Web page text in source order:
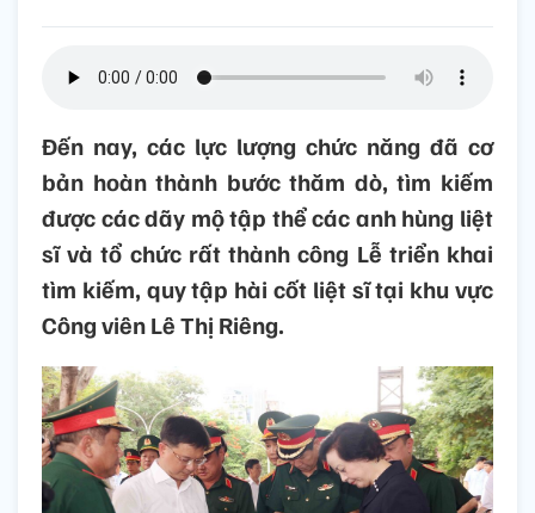
Đến nay, các lực lượng chức năng đã cơ
bản hoàn thành bước thăm dò, tìm kiếm
được các dãy mộ tập thể các anh hùng liệt
sĩ và tổ chức rất thành công Lễ triển khai
tìm kiếm, quy tập hài cốt liệt sĩ tại khu vực
Công viên Lê Thị Riêng.